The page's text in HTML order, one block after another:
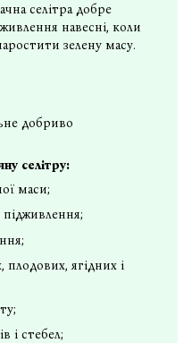
селітра добре
навесні, коли
зелену масу.
добриво
селітру:
маси;
плодових, ягідних і
і стебел;